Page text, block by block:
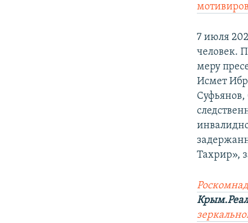
7 июля
человек.
меру
Исмет
Тахрир»,